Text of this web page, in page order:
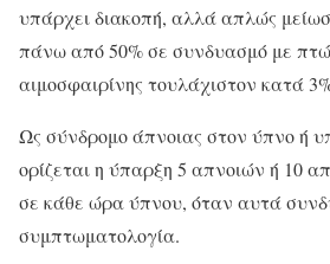
υπάρχει διακοπή, αλλά απλώς
πάνω από 50% σε συνδυασμό με
αιμοσφαιρίνης τουλάχιστον κατά
Ως σύνδρομο άπνοιας στον ύπνο ή
ορίζεται η ύπαρξη 5 απνοιών ή 10
σε κάθε ώρα ύπνου, όταν αυτά
συμπτωματολογία.